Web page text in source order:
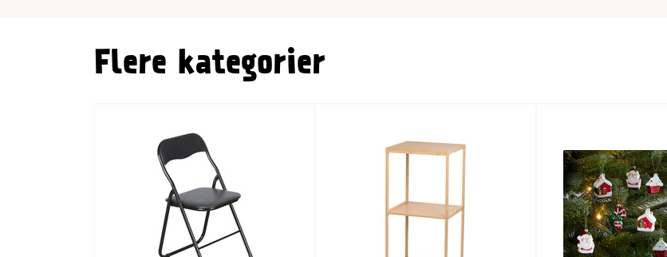
Flere kategorier